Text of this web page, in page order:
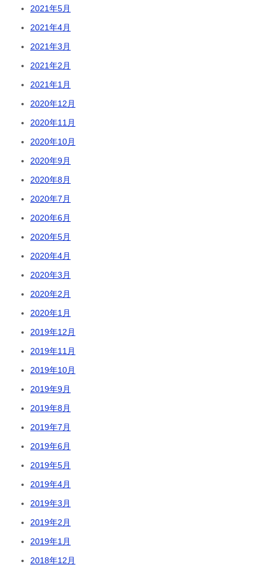
2021年5月
2021年4月
2021年3月
2021年2月
2021年1月
2020年12月
2020年11月
2020年10月
2020年9月
2020年8月
2020年7月
2020年6月
2020年5月
2020年4月
2020年3月
2020年2月
2020年1月
2019年12月
2019年11月
2019年10月
2019年9月
2019年8月
2019年7月
2019年6月
2019年5月
2019年4月
2019年3月
2019年2月
2019年1月
2018年12月